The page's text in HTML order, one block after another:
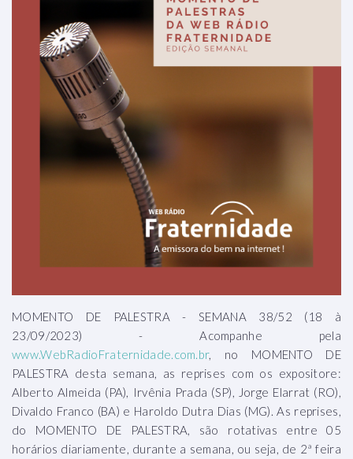
MOMENTO DE PALESTRA - SEMANA 38/52 (18 à
23/09/2023) - Acompanhe pela
www.WebRadioFraternidade.com.br, no MOMENTO DE
PALESTRA desta semana, as reprises com os expositore:
Alberto Almeida (PA), Irvênia Prada (SP), Jorge Elarrat (RO),
Divaldo Franco (BA) e Haroldo Dutra Dias (MG). As reprises,
do MOMENTO DE PALESTRA, são rotativas entre 05
horários diariamente, durante a semana, ou seja, de 2ª feira